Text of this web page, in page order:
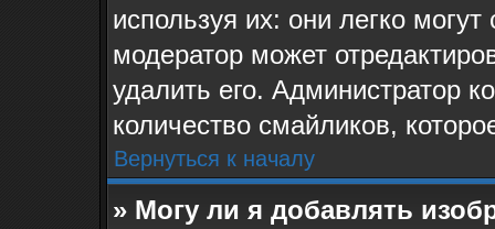
используя их: они легко
модератор может
удалить его. Администратор
количество смайликов,
Вернуться к началу
» Могу ли я добавлять